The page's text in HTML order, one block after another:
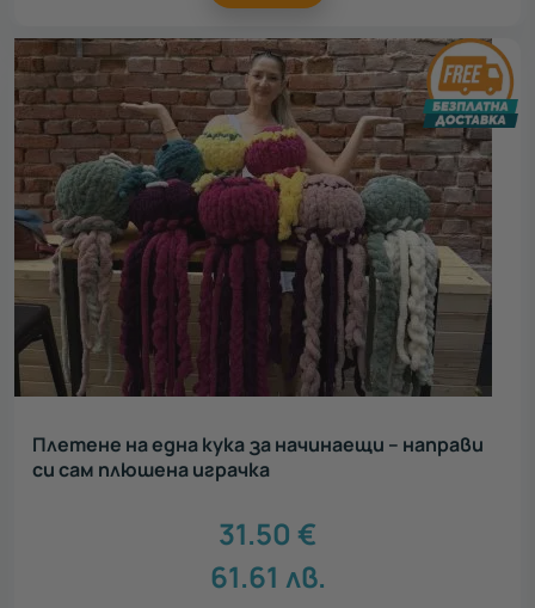
Плетене на една кука за начинаещи – направи
си сам плюшена играчка
31.50 €
61.61 лв.